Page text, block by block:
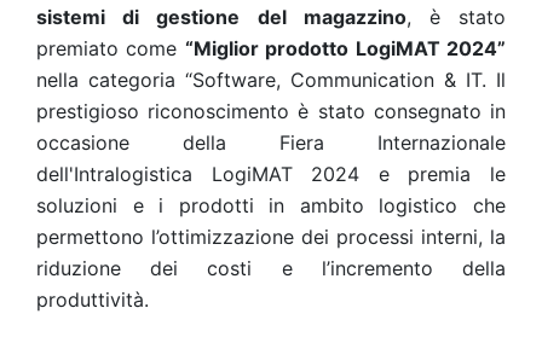
sistemi di gestione del magazzino, è stato
premiato come “Miglior prodotto LogiMAT 2024”
nella categoria “Software, Communication & IT. Il
prestigioso riconoscimento è stato consegnato in
occasione della Fiera Internazionale
dell'Intralogistica LogiMAT 2024 e premia le
soluzioni e i prodotti in ambito logistico che
permettono l’ottimizzazione dei processi interni, la
riduzione dei costi e l’incremento della
produttività.